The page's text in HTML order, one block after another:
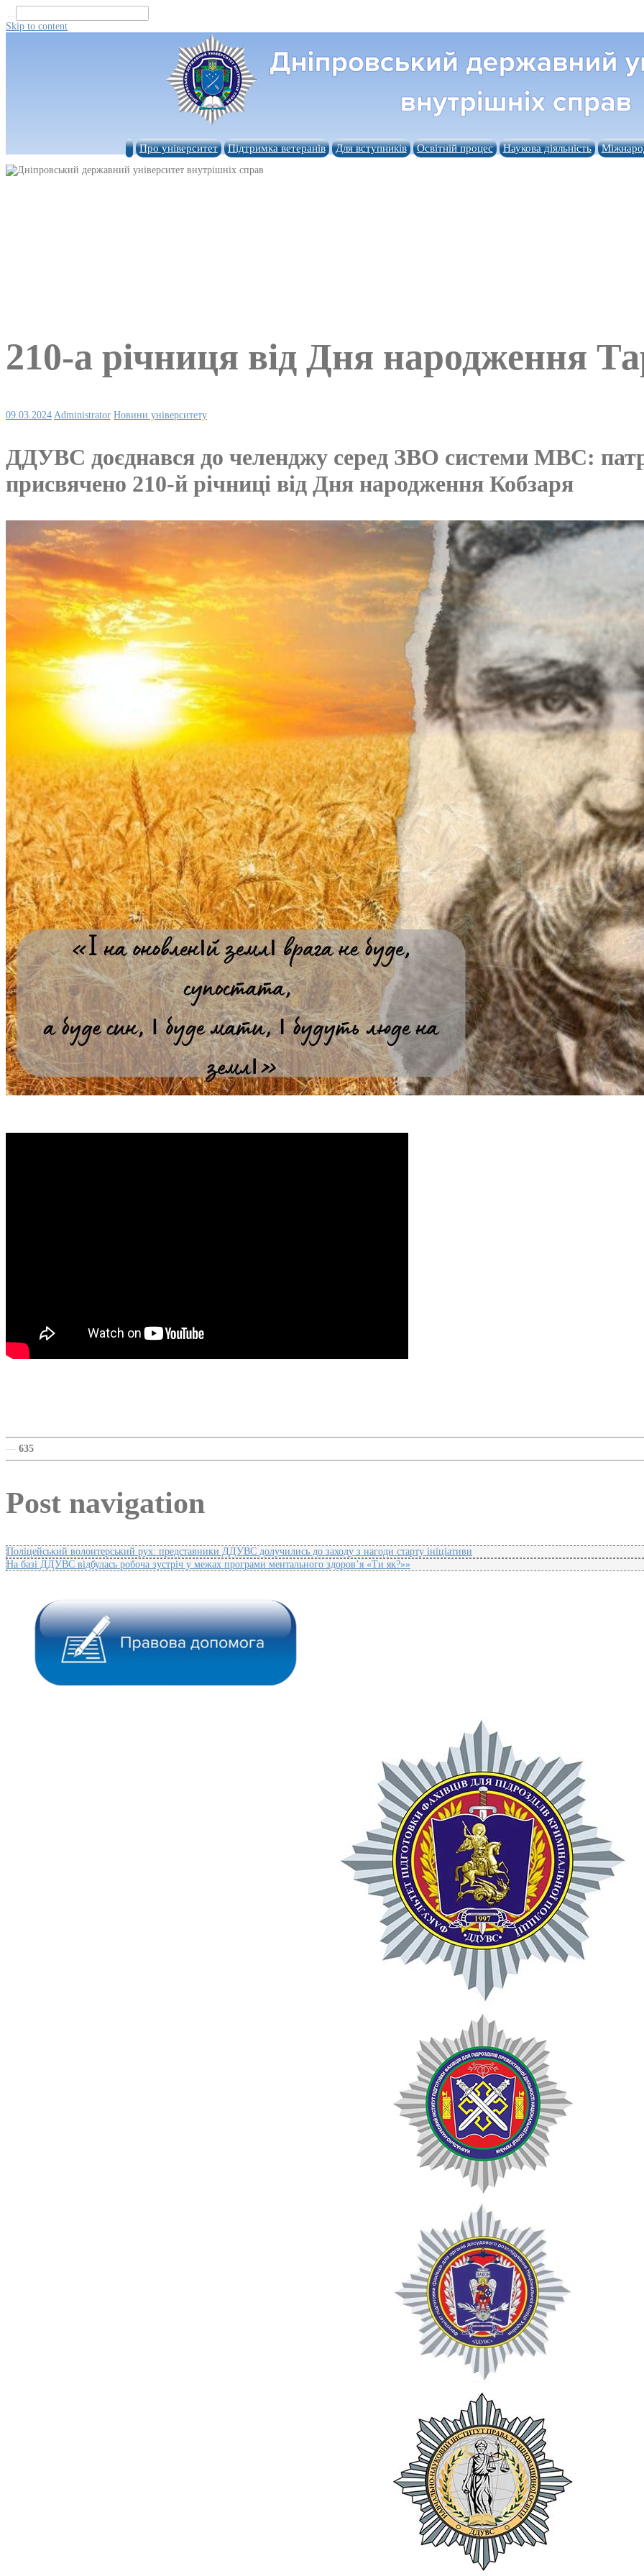
...
Skip to content
Про університет Підтримка ветеранів Для вступників Освітній процес Наукова діяльність
210-а річниця від Дня народження
09.03.2024 Administrator Новини університету
ДДУВС доєднався до челенджу серед ЗВО системи МВС:
присвячено 210-й річниці від Дня народження Кобзаря
— 635
Post navigation
Поліцейський волонтерський рух: представники ДДУВС долучились до заходу з нагоди старту ініціативи
На базі ДДУВС відбулась робоча зустріч у межах програми ментального здоров’я «Ти як?»»